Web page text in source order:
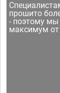
прошито
- поэтому мы
максимум